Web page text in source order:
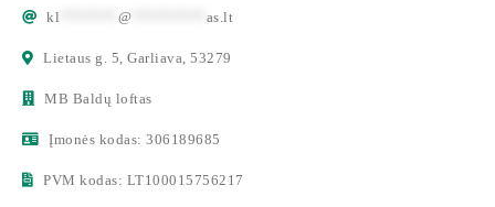
kl @ as.lt
Lietaus g. 5, Garliava, 53279
MB Baldų loftas
Įmonės kodas: 306189685
PVM kodas: LT100015756217